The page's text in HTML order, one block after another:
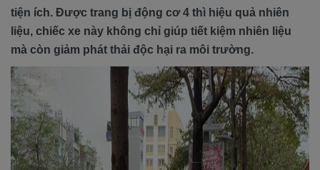
tiện ích. Được trang bị động cơ 4 thì hiệu quả nhiên
liệu, chiếc xe này không chỉ giúp tiết kiệm nhiên liệu
mà còn giảm phát thải độc hại ra môi trường.